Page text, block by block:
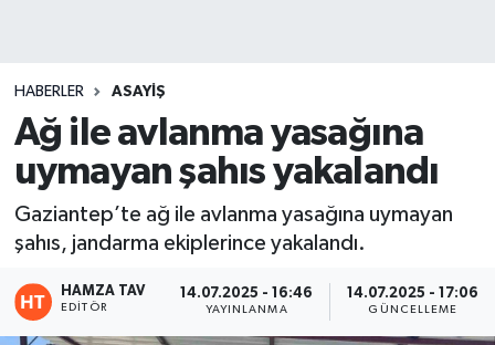
HABERLER ASAYIŞ
Ağ ile avlanma yasağına
uymayan şahıs yakalandı
Gaziantep’te ağ ile avlanma yasağına uymayan
şahıs, jandarma ekiplerince yakalandı.
HAMZA TAV
EDITÖR
14.07.2025 - 16:46
YAYINLANMA
14.07.2025 - 17:06
GÜNCELLEME
Spor
Siyaset
Eğitim
Teknoloji
Haber Arşivi